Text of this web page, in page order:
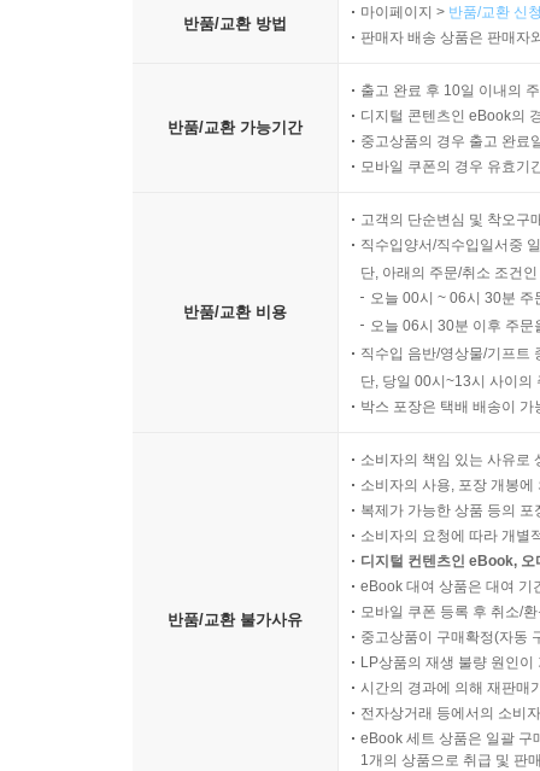
반품/교환 방법
마이페이지 > 반품/교환 신
판매자 배송 상품은 판매자
반품/교환 가능기간
출고 완료 후 10일 이내의
디지털 콘텐츠인 eBook의
중고상품의 경우 출고 완료
모바일 쿠폰의 경우 유효기
반품/교환 비용
고객의 단순변심 및 착오구
직수입양서/직수입일서중
단, 아래의 주문/취소 조건
오늘 00시 ~ 06시 30분
오늘 06시 30분 이후 주
직수입 음반/영상물/기프트
단, 당일 00시~13시 사이의
박스 포장은 택배 배송이
반품/교환 불가사유
소비자의 책임 있는 사유로
소비자의 사용, 포장 개봉
복제가 가능한 상품 등의
소비자의 요청에 따라 개별
디지털 컨텐츠인 eBook,
eBook 대여 상품은 대여 기
모바일 쿠폰 등록 후 취소/
중고상품이 구매확정(자동
LP상품의 재생 불량 원인
시간의 경과에 의해 재판매
전자상거래 등에서의 소비
eBook 세트 상품은 일괄 구
1개의 상품으로 취급 및 판